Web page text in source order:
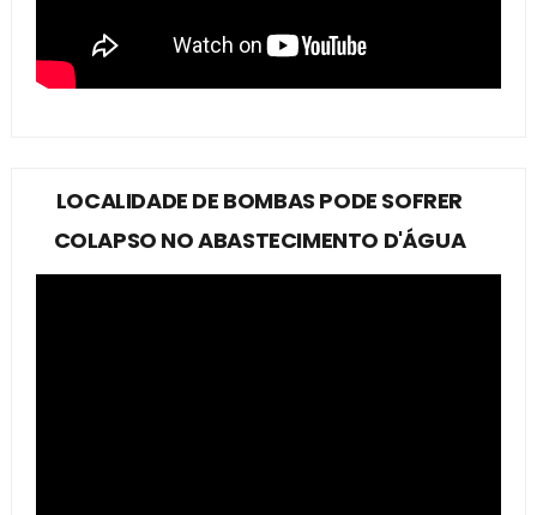
LOCALIDADE DE BOMBAS PODE SOFRER
COLAPSO NO ABASTECIMENTO D'ÁGUA